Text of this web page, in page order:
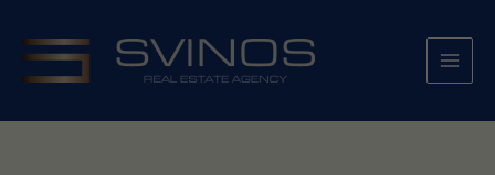
περιεχόμενο